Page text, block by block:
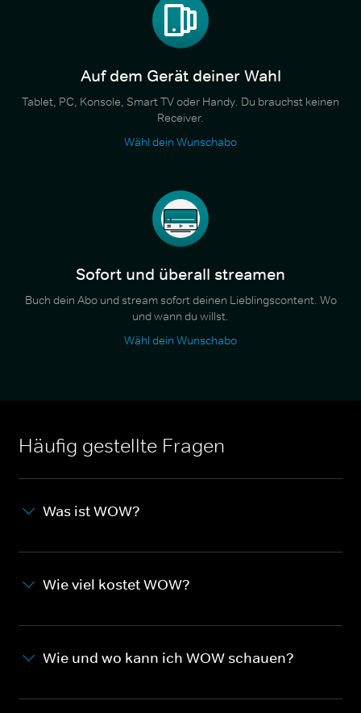
Auf dem Gerät deiner Wahl
Tablet, PC, Konsole, Smart TV oder Handy. Du brauchst keinen
Receiver.
Wähl dein Wunschabo
Sofort und überall streamen
Buch dein Abo und stream sofort deinen Lieblingscontent. Wo
und wann du willst.
Wähl dein Wunschabo
Häufig gestellte Fragen
Was ist WOW?
Wie viel kostet WOW?
Wie und wo kann ich WOW schauen?